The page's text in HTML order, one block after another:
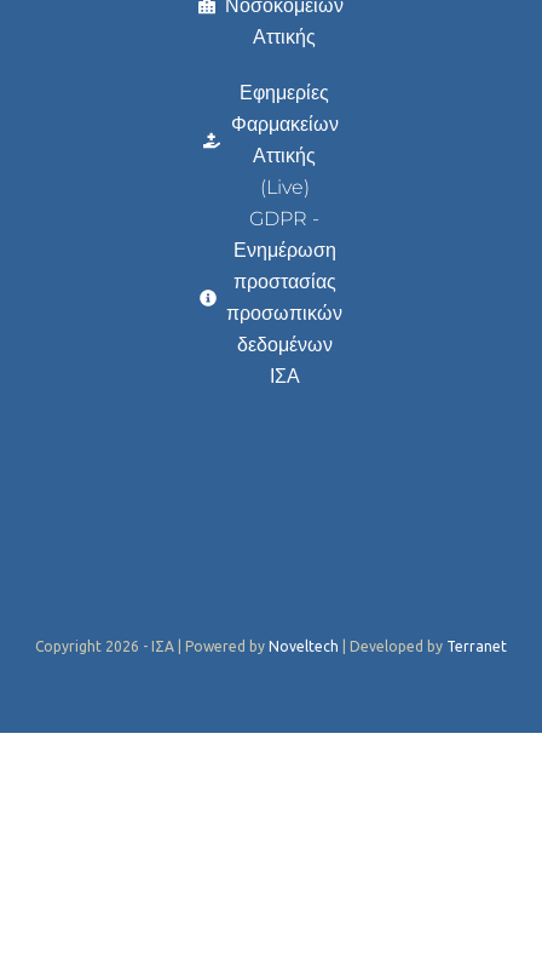
Νοσοκομείων
Αττικής
Εφημερίες
Φαρμακείων
Αττικής
(Live)
GDPR -
Ενημέρωση
προστασίας
προσωπικών
δεδομένων
ΙΣΑ
Copyright 2026 - ΙΣΑ | Powered by Noveltech | Developed by Terranet